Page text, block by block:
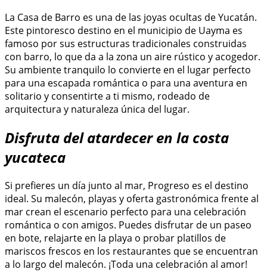
La Casa de Barro es una de las joyas ocultas de Yucatán.
Este pintoresco destino en el municipio de Uayma es
famoso por sus estructuras tradicionales construidas
con barro, lo que da a la zona un aire rústico y acogedor.
Su ambiente tranquilo lo convierte en el lugar perfecto
para una escapada romántica o para una aventura en
solitario y consentirte a ti mismo, rodeado de
arquitectura y naturaleza única del lugar.
Disfruta del atardecer en la costa
yucateca
Si prefieres un día junto al mar, Progreso es el destino
ideal. Su malecón, playas y oferta gastronómica frente al
mar crean el escenario perfecto para una celebración
romántica o con amigos. Puedes disfrutar de un paseo
en bote, relajarte en la playa o probar platillos de
mariscos frescos en los restaurantes que se encuentran
a lo largo del malecón. ¡Toda una celebración al amor!